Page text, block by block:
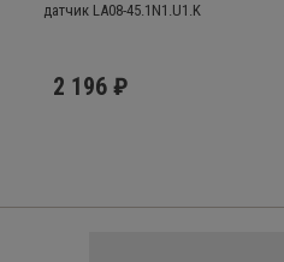
датчик LA08-45.1N1.U1.K
2 196 ₽